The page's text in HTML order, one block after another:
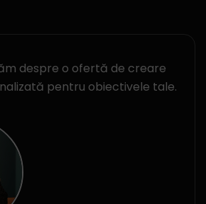
despre o ofertă de creare
pentru obiectivele tale.